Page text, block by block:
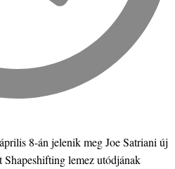
8-án jelenik meg Joe Satriani új
lemez utódjának